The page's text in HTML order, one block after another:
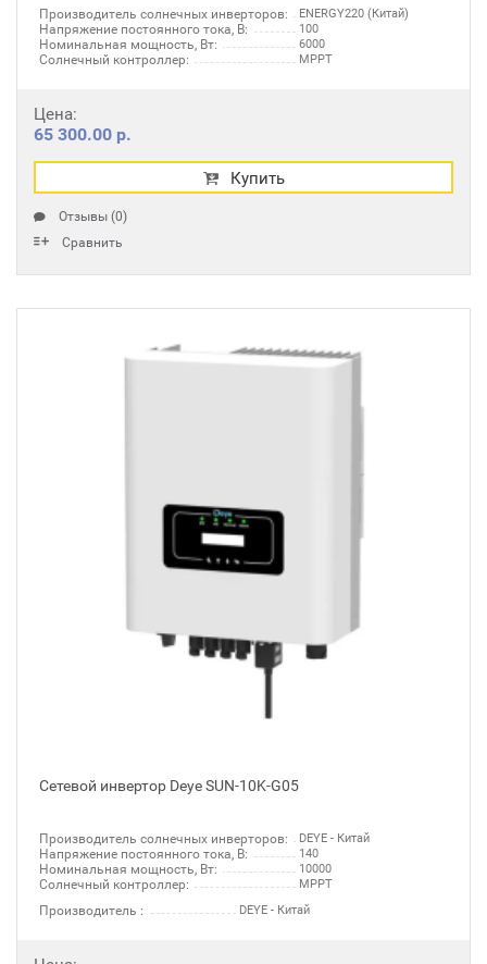
Производитель солнечных инверторов: ENERGY220 (Китай)
Напряжение постоянного тока, В: 100
Номинальная мощность, Вт: 6000
Солнечный контроллер: MPPT
Цена:
65 300.00 р.
Купить
Отзывы (0)
Сравнить
Сетевой инвертор Deye SUN-10K-G05
Производитель солнечных инверторов: DEYE - Китай
Напряжение постоянного тока, В: 140
Номинальная мощность, Вт: 10000
Солнечный контроллер: MPPT
Производитель : DEYE - Китай